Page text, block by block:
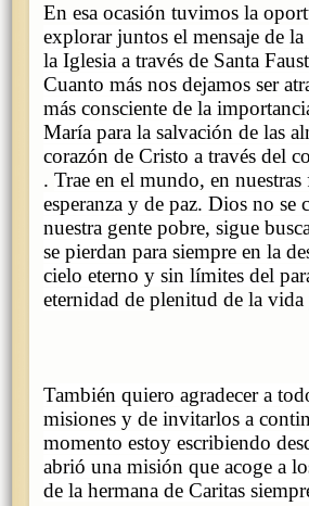
En esa ocasión tuvimos la
explorar juntos el mensaje de
la Iglesia a través de Santa
Cuanto más nos dejamos ser
más consciente de la
María para la salvación de las
corazón de Cristo a través del
. Trae en el mundo, en
esperanza y de paz. Dios no se
nuestra gente pobre, sigue
se pierdan para siempre en la
cielo eterno y sin límites del
eternidad de plenitud de la vida
También quiero agradecer a
misiones y de invitarlos a
momento estoy escribiendo
abrió una misión que acoge a
de la hermana de Caritas